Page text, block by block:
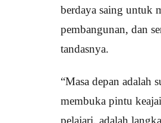
berdaya saing untuk
pembangunan, dan
tandasnya.
“Masa depan
membuka pintu
pelajari, adalah